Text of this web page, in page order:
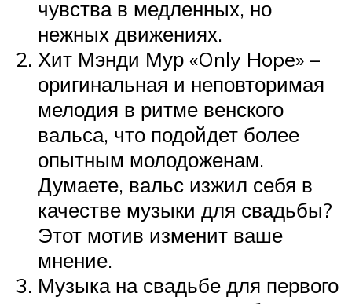
чувства в медленных, но
нежных движениях.
Хит Мэнди Мур «Only Hope» –
оригинальная и неповторимая
мелодия в ритме венского
вальса, что подойдет более
опытным молодоженам.
Думаете, вальс изжил себя в
качестве музыки для свадьбы?
Этот мотив изменит ваше
мнение.
Музыка на свадьбе для первого